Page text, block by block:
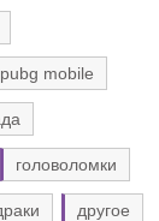
pubg mobile
головоломки
другое